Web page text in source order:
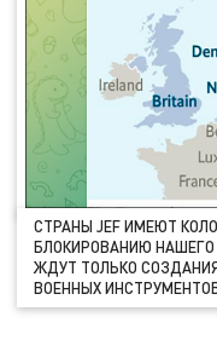
СТРАНЫ JEF ИМЕЮТ
БЛОКИРОВАНИЮ
ЖДУТ ТОЛЬКО
ВОЕННЫХ